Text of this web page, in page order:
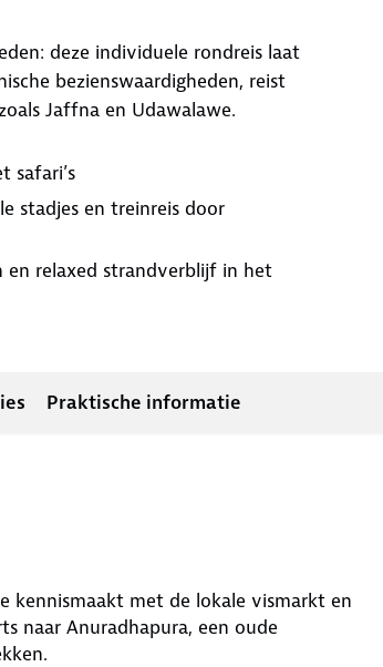
deze individuele rondreis laat
bezienswaardigheden, reist
Jaffna en Udawalawe.
safari’s
stadjes en treinreis door
relaxed strandverblijf in het
Praktische informatie
kennismaakt met de lokale vismarkt en
naar Anuradhapura, een oude